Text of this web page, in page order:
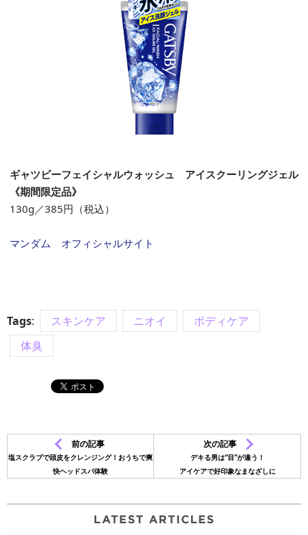
ギャツビーフェイシャルウォッシュ アイスクーリングジェル
《期間限定品》
130g／385円（税込）
マンダム オフィシャルサイト
Tags: スキンケア ニオイ
ボディケア
体臭
前の記事
塩スクラブで頭皮をクレンジング！おうちで爽
快ヘッドスパ体験
次の記事
デキる男は“目”が違う！
アイケアで好印象なまなざしに